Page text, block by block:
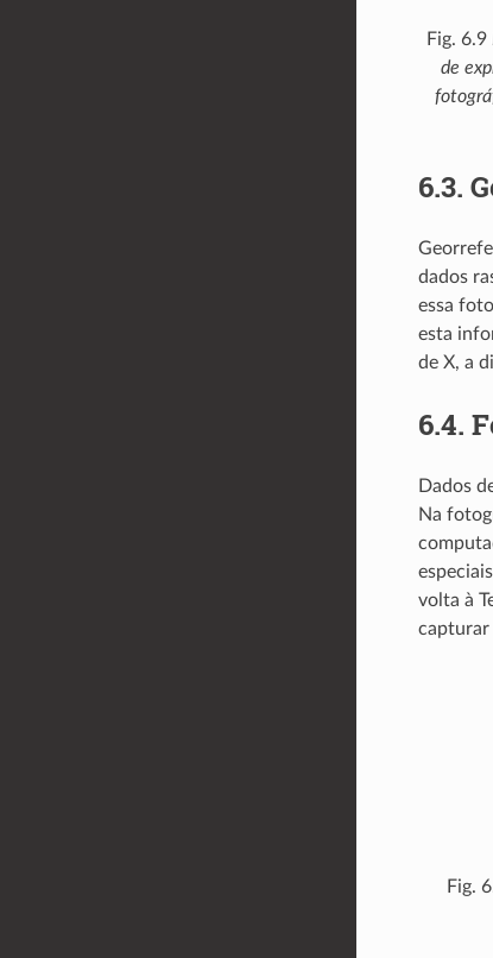
Fig. 6.9
de
6.3.
dados
essa
esta
de X, a
6.4.
Dados
Na
volta à
capturar
Fig.